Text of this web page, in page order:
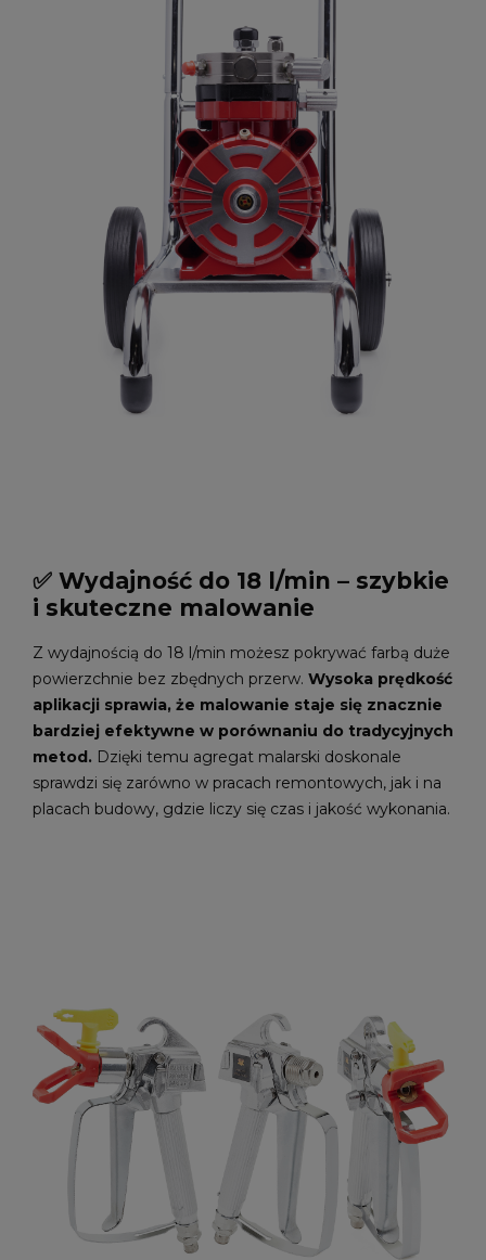
✅ Wydajność do 18 l/min – szybkie
i skuteczne malowanie
Z wydajnością do 18 l/min możesz pokrywać farbą duże
powierzchnie bez zbędnych przerw. Wysoka prędkość
aplikacji sprawia, że malowanie staje się znacznie
bardziej efektywne w porównaniu do tradycyjnych
metod. Dzięki temu agregat malarski doskonale
sprawdzi się zarówno w pracach remontowych, jak i na
placach budowy, gdzie liczy się czas i jakość wykonania.